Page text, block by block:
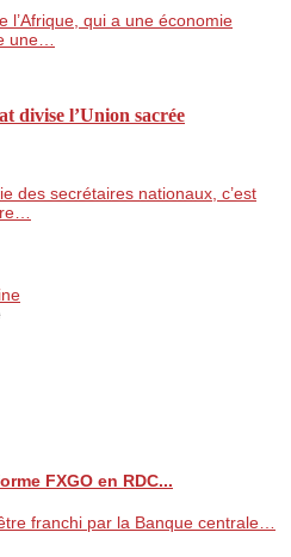
l’Afrique, qui a une économie
une…
divise l’Union sacrée
des secrétaires nationaux, c’est
FXGO en RDC...
franchi par la Banque centrale…